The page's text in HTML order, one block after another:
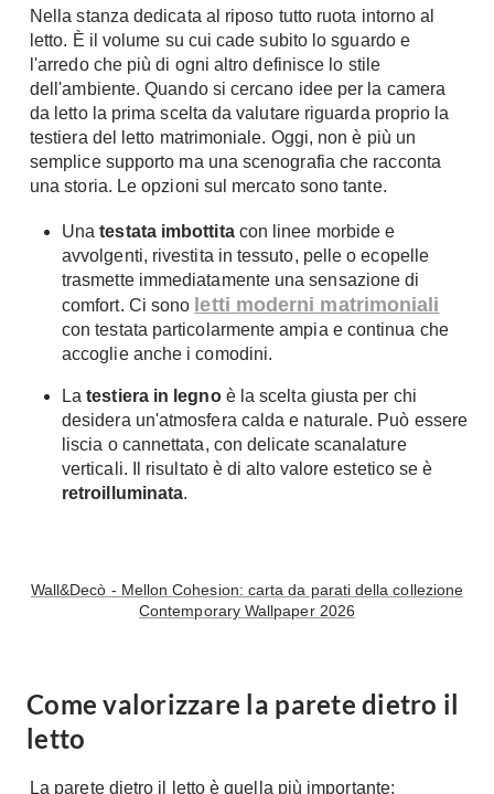
Notte
Camere Matrimoniali
Letti
Comodino
Camere Classiche
Lenzuola
Piumini
Letti Contenitore
Letti a Scomparsa
Armadi
Armadi ante
Scorrevoli
Cabine Armadio
Armadi su misura
Camerette
Letti a Castello
Lettini
Progetto
Norme
Il Verde
Restauri
Impianti
Hi-Fi
Televisori
Hi-Fi
Home-Theatre
Console
Blindate
Porte Interne
Porte Scorrevoli
Finestre
Finestre Legno
Scale
Nella stanza dedicata al riposo tutto ruota intorno al
letto. È il volume su cui cade subito lo sguardo e
l'arredo che più di ogni altro definisce lo stile
dell'ambiente. Quando si cercano idee per la camera
da letto la prima scelta da valutare riguarda proprio la
testiera del letto matrimoniale. Oggi, non è più un
semplice supporto ma una scenografia che racconta
una storia. Le opzioni sul mercato sono tante.
Unatestata imbottitacon linee morbide e
avvolgenti, rivestita in tessuto, pelle o ecopelle
trasmette immediatamente una sensazione di
comfort. Ci sono letti moderni matrimoniali
con testata particolarmente ampia e continua che
accoglie anche i comodini.
Latestiera in legnoè la scelta giusta per chi
desidera un'atmosfera calda e naturale. Può essere
liscia o cannettata, con delicate scanalature
verticali. Il risultato è di alto valore estetico se è
retroilluminata.
Wall&Decò - Mellon Cohesion: carta da parati della collezione
Contemporary Wallpaper 2026
Come valorizzare la parete dietro il
letto
La parete dietro il letto è quella più importante: